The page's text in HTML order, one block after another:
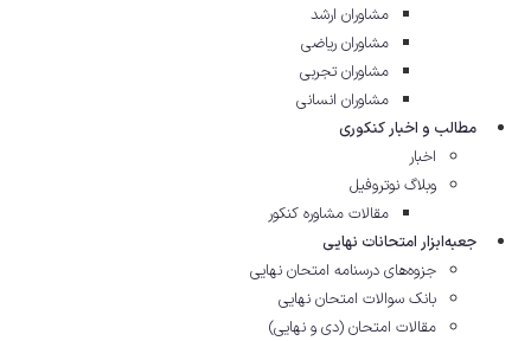
مشاوران ارشد
مشاوران ریاضی
مشاوران تجربی
مشاوران انسانی
مطالب و اخبار کنکوری
اخبار
وبلاگ نوتروفیل
مقالات مشاوره‌ کنکور
جعبه‌ابزار امتحانات نهایی
جزوه‌های درسنامه امتحان نهایی
بانک سوالات امتحان نهایی
مقالات امتحان (دی و نهایی)